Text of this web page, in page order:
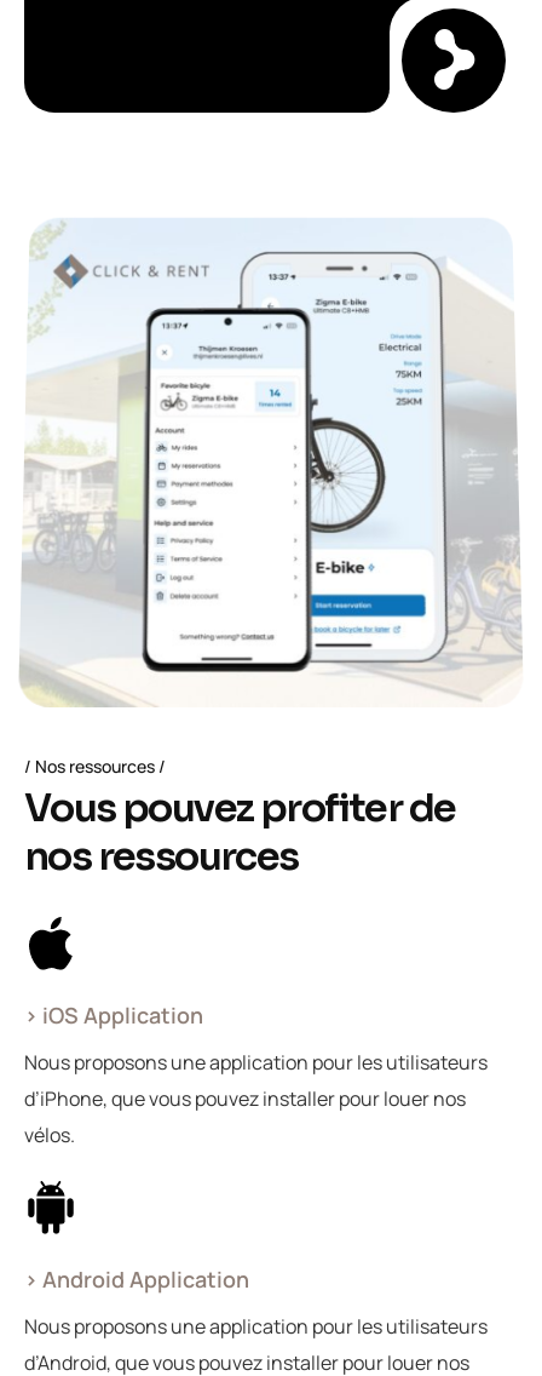
Nos ressources
Vous pouvez profiterde
nos ressources
> iOS Application
Nous proposons une application pour les utilisateurs
d’iPhone, que vous pouvez installer pour louer nos
vélos.
> Android Application
Nous proposons une application pour les utilisateurs
d’Android, que vous pouvez installer pour louer nos